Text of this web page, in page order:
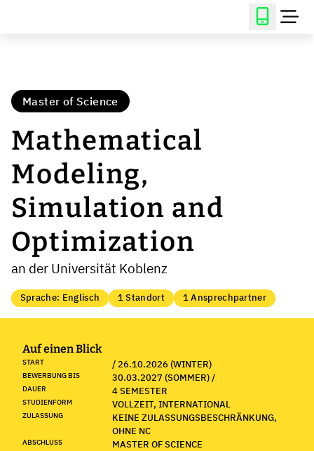
Master of Science
Mathematical
Modeling,
Simulation and
Optimization
an der Universität Koblenz
Sprache: Englisch 1 Standort 1 Ansprechpartner
Auf einen Blick
START / 26.10.2026 (WINTER)
BEWERBUNG BIS 30.03.2027 (SOMMER) /
DAUER 4 SEMESTER
STUDIENFORM VOLLZEIT, INTERNATIONAL
ZULASSUNG
KEINE ZULASSUNGSBESCHRÄNKUNG,
OHNE NC
ABSCHLUSS MASTER OF SCIENCE